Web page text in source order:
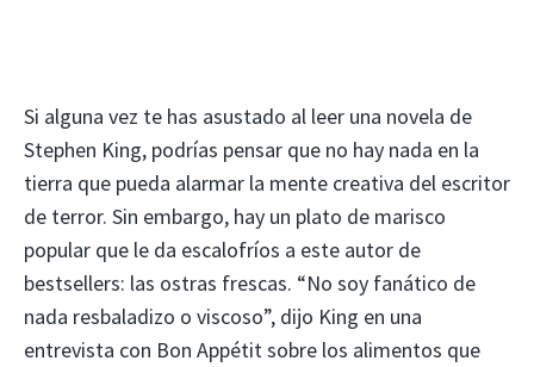
Si alguna vez te has asustado al leer una novela de
Stephen King, podrías pensar que no hay nada en la
tierra que pueda alarmar la mente creativa del escritor
de terror. Sin embargo, hay un plato de marisco
popular que le da escalofríos a este autor de
bestsellers: las ostras frescas. “No soy fanático de
nada resbaladizo o viscoso”, dijo King en una
entrevista con Bon Appétit sobre los alimentos que